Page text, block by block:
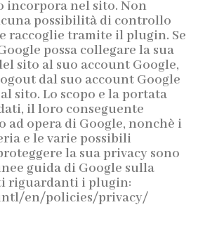
incorpora nel sito. Non
possibilità di controllo
raccoglie tramite il plugin. Se
possa collegare la sua
sito al suo account Google,
dal suo account Google
sito. Lo scopo e la portata
il loro conseguente
ad opera di Google, nonchè i
e le varie possibili
la sua privacy sono
guida di Google sulla
riguardanti i plugin:
en/policies/privacy/